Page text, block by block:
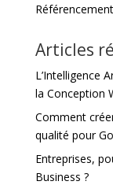
Articles
L’Intelligence
la Conception
Comment
qualité pour
Entreprises,
Business ?